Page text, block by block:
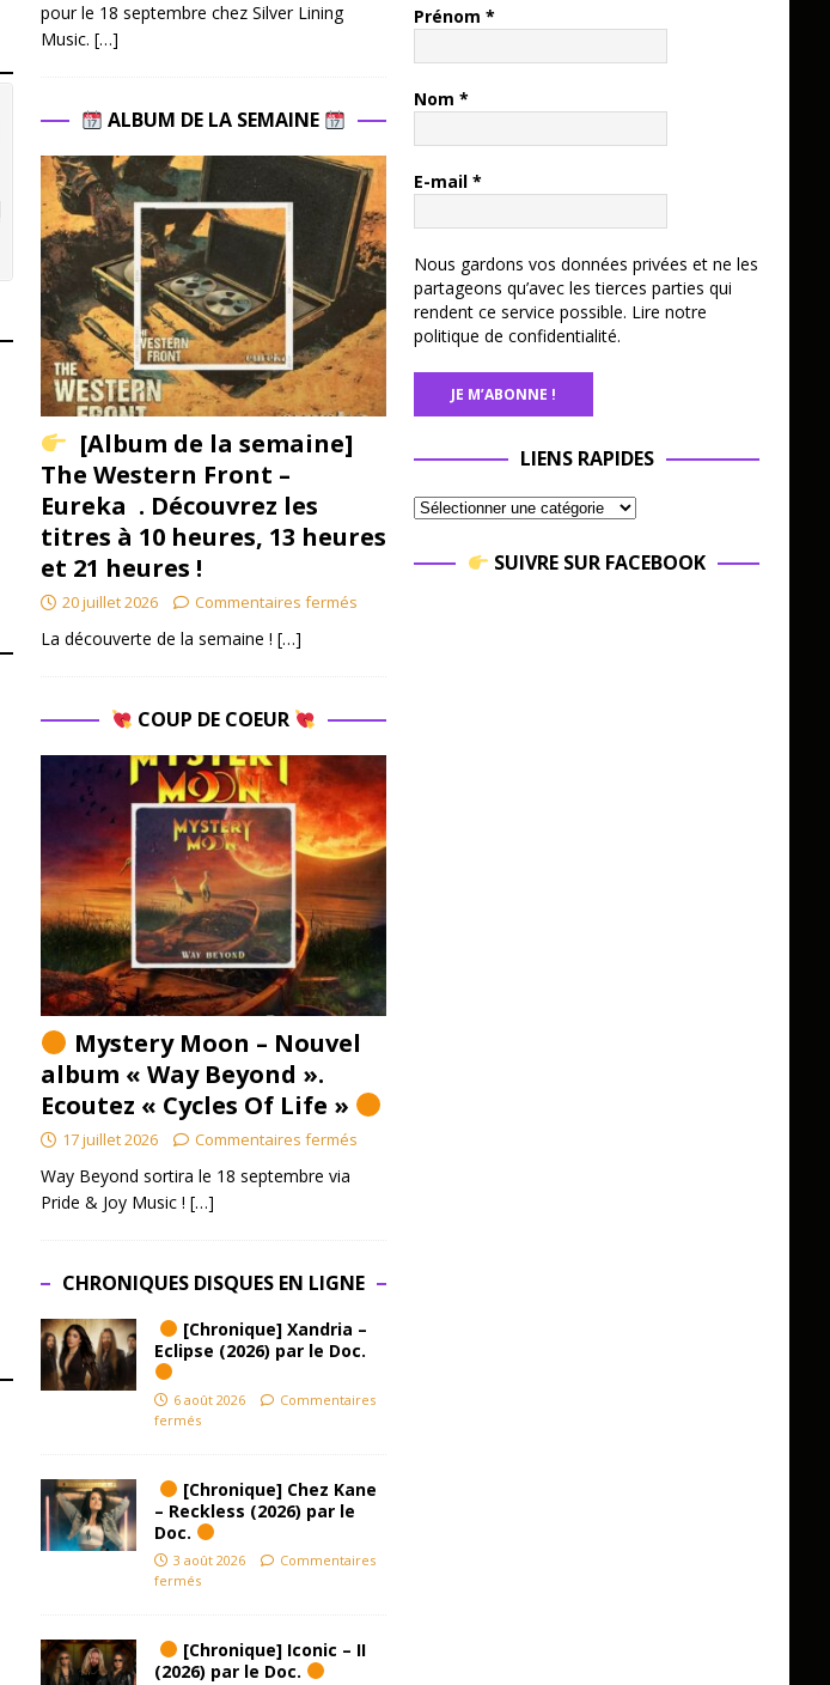
pour le 18 septembre chez Silver Lining
Music. […]
ALBUM DE LA SEMAINE
[Album de la semaine]
The Western Front –
Eureka . Découvrez les
titres à 10 heures, 13 heures
et 21 heures !
20 juillet 2026 Commentaires fermés
La découverte de la semaine ! […]
COUP DE COEUR
Mystery Moon – Nouvel
album « Way Beyond ».
Ecoutez « Cycles Of Life »
17 juillet 2026 Commentaires fermés
Way Beyond sortira le 18 septembre via
Pride & Joy Music ! […]
CHRONIQUES DISQUES EN LIGNE
[Chronique] Xandria –
Eclipse (2026) par le Doc.
6 août 2026
Commentaires
fermés
[Chronique] Chez Kane
– Reckless (2026) par le
Doc.
3 août 2026
Commentaires
fermés
[Chronique] Iconic – II
(2026) par le Doc.
Prénom *
Nom *
E-mail *
Nous gardons vos données privées et ne les
partageons qu’avec les tierces parties qui
rendent ce service possible. Lire notre
politique de confidentialité.
LIENS RAPIDES
SUIVRE SUR FACEBOOK